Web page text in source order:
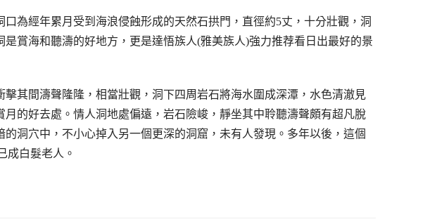
為經年累月受到海浪侵蝕形成的天然石拱門，直徑約5丈，十分壯觀，洞
賞海和聽濤的好地方，更是達悟族人(雅美族人)強力推荐看日出最好的景
其間濤聲隆隆，相當壯觀，洞下四周岩石將海水圍成深潭，水色清澈見
的好去處。情人洞地處偏遠，岩石險峻，靜坐其中聆聽濤聲頗有超凡脫
洞穴中，不小心掉入另一個更深的洞窟，未有人發現。多年以後，這個
成白髮老人。